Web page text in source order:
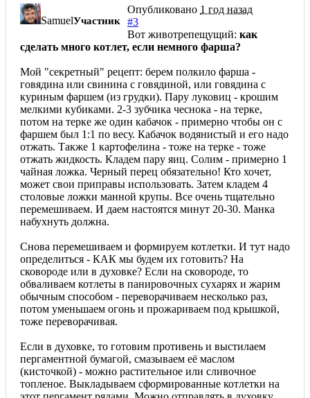
SamuelУчастник
Опубликовано 1 год назад
#3
Вот животрепещущий: как
сделать много котлет, если немного фарша?
Мой "секретный" рецепт: берем полкило фарша -
говядина или свинина с говядиной, или говядина с
куриным фаршем (из грудки). Пару луковиц - крошим
мелкими кубиками. 2-3 зубчика чеснока - на терке,
потом на терке же один кабачок - примерно чтобы он с
фаршем был 1:1 по весу. Кабачок водянистый и его надо
отжать. Также 1 картофелина - тоже на терке - тоже
отжать жидкость. Кладем пару яиц. Солим - примерно 1
чайная ложка. Черный перец обязательно! Кто хочет,
может свои приправы использовать. Затем кладем 4
столовые ложки манной крупы. Все очень тщательно
перемешиваем. И даем настоятся минут 20-30. Манка
набухнуть должна.
Снова перемешиваем и формируем котлетки. И тут надо
определиться - КАК мы будем их готовить? На
сковороде или в духовке? Если на сковороде, то
обваливаем котлеты в панировочных сухарях и жарим
обычным способом - переворачиваем несколько раз,
потом уменьшаем огонь и прожариваем под крышкой,
тоже переворачивая.
Если в духовке, то готовим противень и выстилаем
пергаментной бумагой, смазываем её маслом
(кисточкой) - можно растительное или сливочное
топленое. Выкладываем сформированные котлетки на